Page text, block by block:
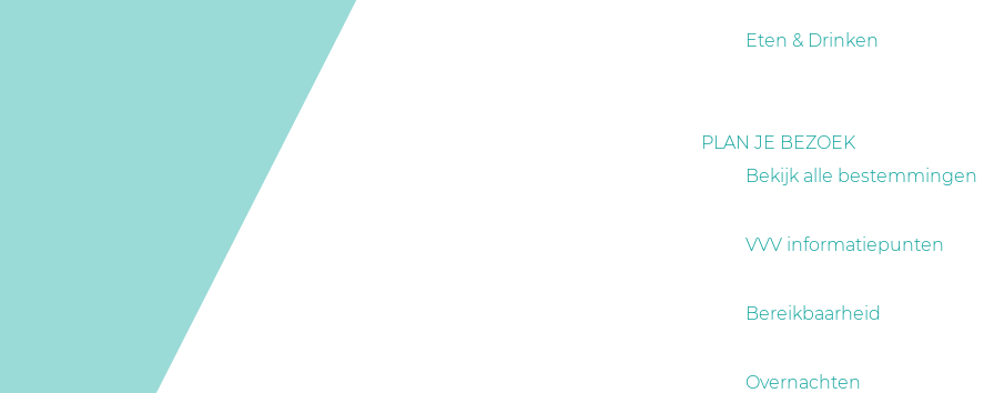
Eten & Drinken
PLAN JE BEZOEK
Bekijk alle bestemmingen
VVV informatiepunten
Bereikbaarheid
Overnachten